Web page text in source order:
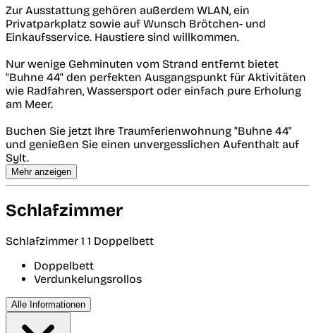
Zur Ausstattung gehören außerdem WLAN, ein
Privatparkplatz sowie auf Wunsch Brötchen- und
Einkaufsservice. Haustiere sind willkommen.
Nur wenige Gehminuten vom Strand entfernt bietet
"Buhne 44" den perfekten Ausgangspunkt für Aktivitäten
wie Radfahren, Wassersport oder einfach pure Erholung
am Meer.
Buchen Sie jetzt Ihre Traumferienwohnung "Buhne 44"
und genießen Sie einen unvergesslichen Aufenthalt auf
Sylt.
Mehr anzeigen
Schlafzimmer
Schlafzimmer 1 1 Doppelbett
Doppelbett
Verdunkelungsrollos
Alle Informationen